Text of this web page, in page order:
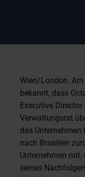
Wien/London.
bekannt, dass
Executive
Verwaltungsrat
das Unternehmen
nach Brasilien
Unternehmen mit,
seines